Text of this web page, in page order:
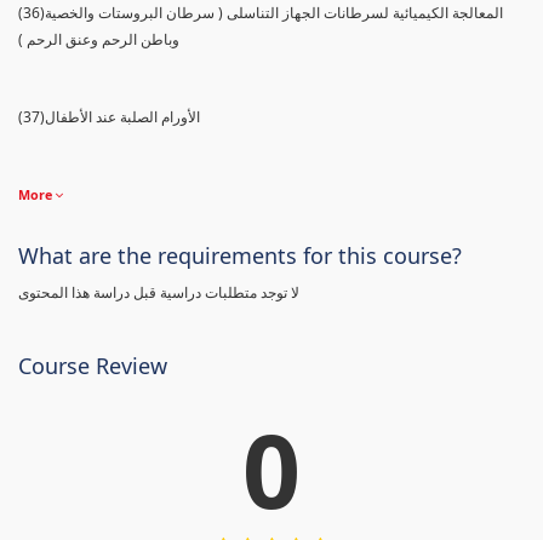
(36)المعالجة الكيميائية لسرطانات الجهاز التناسلى ( سرطان البروستات والخصية
وباطن الرحم وعنق الرحم )
(37)الأورام الصلبة عند الأطفال
More
What are the requirements for this course?
لا توجد متطلبات دراسية قبل دراسة هذا المحتوى
Course Review
0